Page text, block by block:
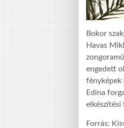
Bokor
Havas
engedett
fényképek
Edina
Forrás: